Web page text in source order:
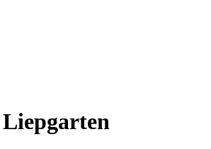
Liepgarten